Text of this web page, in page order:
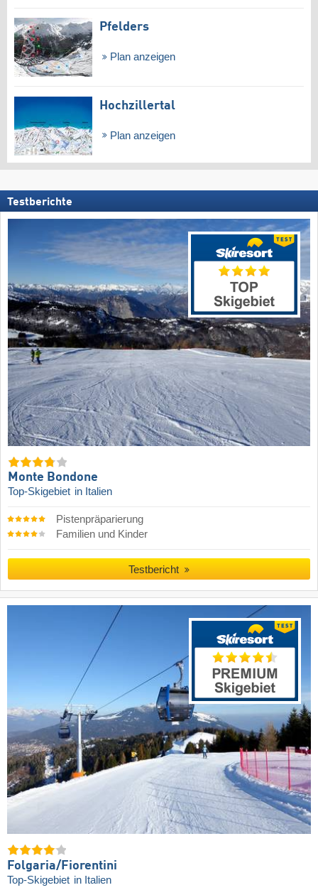
Pfelders
Plan anzeigen
Hochzillertal
Plan anzeigen
Testberichte
Monte Bondone
Top-Skigebiet in Italien
Pistenpräparierung
Familien und Kinder
Testbericht
Folgaria/​Fiorentini
Top-Skigebiet in Italien